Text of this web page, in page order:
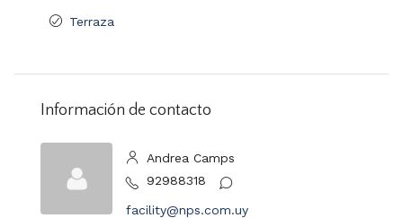
Terraza
Información de contacto
Andrea Camps
92988318
facility@nps.com.uy